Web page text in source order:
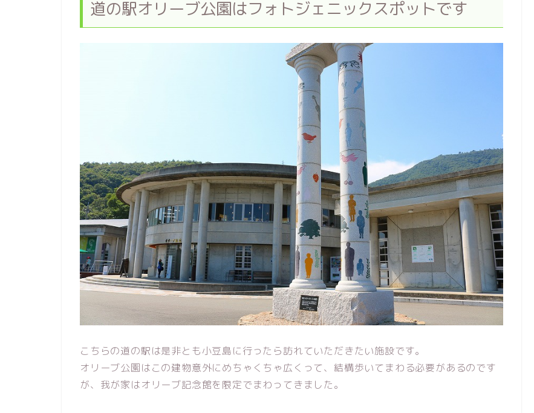
道の駅オリーブ公園はフォトジェニックスポットです
こちらの道の駅は是非とも小豆島に行ったら訪れていただきたい施設です。
オリーブ公園はこの建物意外にめちゃくちゃ広くって、結構歩いてまわる必要があるのです
が、我が家はオリーブ記念館を限定でまわってきました。